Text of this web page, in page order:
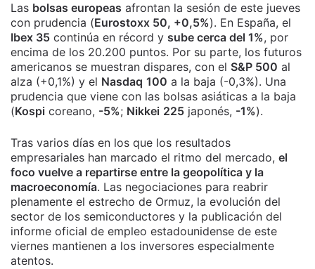
Las bolsas europeas afrontan la sesión de este jueves
con prudencia (Eurostoxx 50, +0,5%). En España, el
Ibex 35 continúa en récord y sube cerca del 1%, por
encima de los 20.200 puntos. Por su parte, los futuros
americanos se muestran dispares, con el S&P 500 al
alza (+0,1%) y el Nasdaq 100 a la baja (-0,3%). Una
prudencia que viene con las bolsas asiáticas a la baja
(Kospi coreano, -5%; Nikkei 225 japonés, -1%).
Tras varios días en los que los resultados
empresariales han marcado el ritmo del mercado, el
foco vuelve a repartirse entre la geopolítica y la
macroeconomía. Las negociaciones para reabrir
plenamente el estrecho de Ormuz, la evolución del
sector de los semiconductores y la publicación del
informe oficial de empleo estadounidense de este
viernes mantienen a los inversores especialmente
atentos.